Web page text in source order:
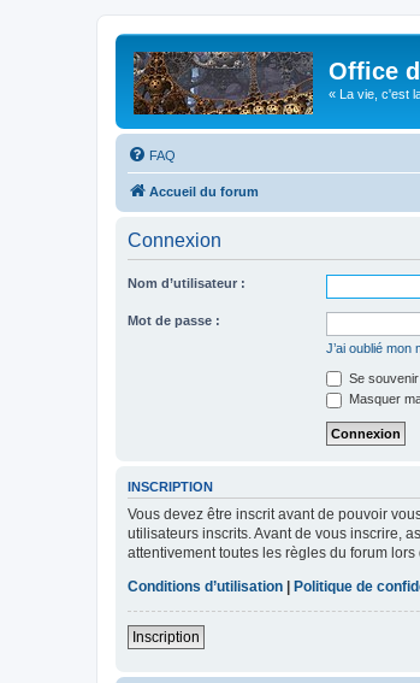
Office
« La vie, c'est
FAQ
Accueil du forum
Connexion
Nom d’utilisateur :
Mot de passe :
J’ai oublié mon
Se
Masquer
INSCRIPTION
Vous devez être inscrit avant de pouvoir
utilisateurs inscrits. Avant de vous inscrire,
attentivement toutes les règles du forum
Conditions d’utilisation
Politique de
Inscription